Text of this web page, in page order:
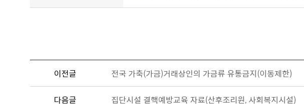
이전글 전국 가축(가금)거래상인의 가금류 유통금지(이동제한)
다음글 집단시설 결핵예방교육 자료(산후조리원, 사회복지시설)